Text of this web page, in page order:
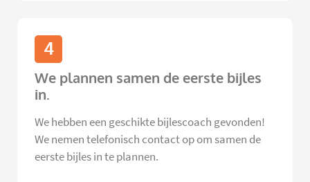
4
We plannen samen de eerste bijles
in.
We hebben een geschikte bijlescoach gevonden!
We nemen telefonisch contact op om samen de
eerste bijles in te plannen.